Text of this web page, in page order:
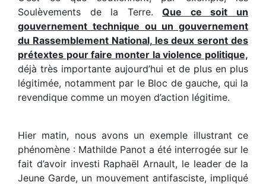
Soulèvements de la Terre.Que ce soit un
gouvernement technique ou un gouvernement
du Rassemblement National, les deux seront des
prétextes pour faire monter la violence politique,
déjà très importante aujourd’hui et de plus en plus
légitimée, notamment par le Bloc de gauche, qui la
revendique comme un moyen d’action légitime.
Hier matin, nous avons un exemple illustrant ce
phénomène : Mathilde Panot a été interrogée sur le
fait d’avoir investi Raphaël Arnault, le leader de la
Jeune Garde, un mouvement antifasciste, impliqué